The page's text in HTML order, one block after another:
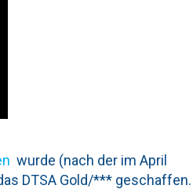
wurde (nach der im April
DTSA Gold/*** geschaffen.